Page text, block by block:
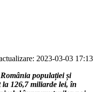
2023-03-03 17:13
populației și
126,7 miliarde lei, în